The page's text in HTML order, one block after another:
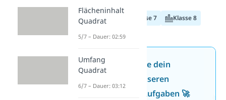
Klasse 6 Klasse 7 Klasse 8
Jetzt neu: Teste dein
Wissen mit unseren
kostenlosen Aufgaben 🚀
Flächeninhalt
Quadrat
5/7 – Dauer: 02:59
Umfang
Quadrat
6/7 – Dauer: 03:12